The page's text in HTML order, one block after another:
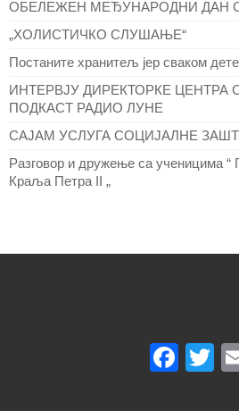
ОБЕЛЕЖЕН МЕЂУНАРОДНИ ДАН
„ХОЛИСТИЧКО СЛУШАЊЕ“
Постаните хранитељ јер сваком
ИНТЕРВЈУ ДИРЕКТОРКЕ ЦЕНТРА
ПОДКАСТ РАДИО ЛУНЕ
САЈАМ УСЛУГА СОЦИЈАЛНЕ
Разговор и дружење са ученицима “
Краља Петра II „